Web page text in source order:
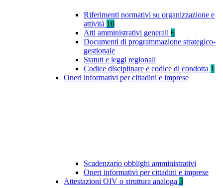
Riferimenti normativi su organizzazione e
attività 10
Atti amministrativi generali 6
Documenti di programmazione strategico-
gestionale
Statuti e leggi regionali
Codice disciplinare e codice di condotta 1
Oneri informativi per cittadini e imprese
Scadenzario obblighi amministrativi
Oneri informativi per cittadini e imprese
Attestazioni OIV o struttura analoga 3